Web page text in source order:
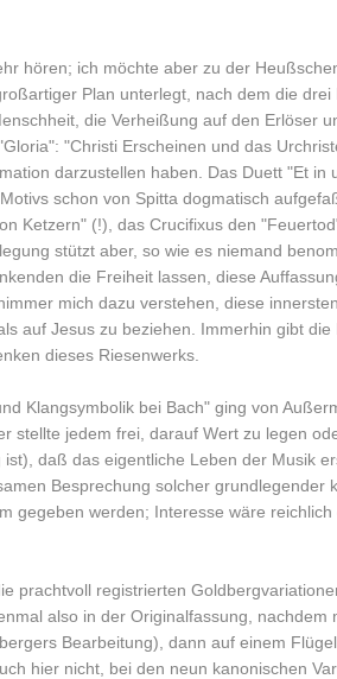
hören; ich möchte aber zu der
Plan unterlegt, nach dem die drei
die Verheißung auf den Erlöser
"Christi Erscheinen und das
darzustellen haben. Das Duett "Et in
schon von Spitta dogmatisch
Ketzern" (!), das Crucifixus den
stützt aber, so wie es niemand
die Freiheit lassen, diese
mich dazu verstehen, diese
auf Jesus zu beziehen. Immerhin gibt die
dieses Riesenwerks.
Klangsymbolik bei Bach" ging von
stellte jedem frei, darauf Wert zu legen
daß das eigentliche Leben der Musik
Besprechung solcher grundlegender
gegeben werden; Interesse wäre reichlich
prachtvoll registrierten
also in der Originalfassung, nachdem
Bearbeitung), dann auf einem Flügel
hier nicht, bei den neun kanonischen